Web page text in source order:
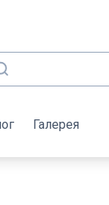
Галерея